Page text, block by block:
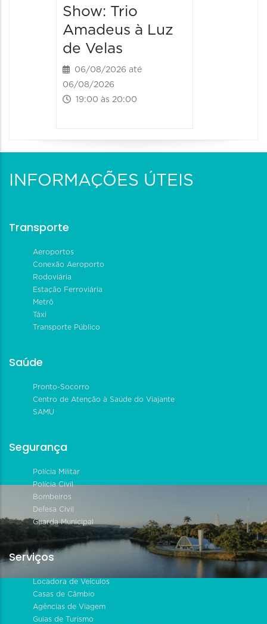
Show: Trio
Amadeus à Luz
de Velas
06/08/2026 até
06/08/2026
19:00 às 20:00
INFORMAÇÕES ÚTEIS
Transporte
Aeroportos
Conexão Aeroporto
Rodoviária
Estação Ferroviária
Metrô
Táxi
Transporte Público
Saúde
Pronto-Socorro
Centro de Atenção à Saúde do Viajante
SAMU
Segurança
Polícia Militar
Polícia Civil
Bombeiros
Defesa Civil
Guarda Municipal
Serviços
Locadora de Veículos
Casas de Câmbio
Agências de Viagem
Guias de Turismo